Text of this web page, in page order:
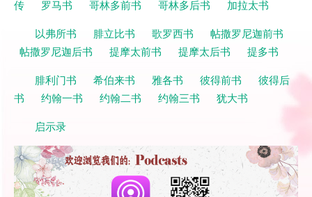
传
罗马书 哥林多前书 哥林多后书
加拉太书
以弗所书
腓立比书 歌罗西书
帖撒罗尼迦前书
帖撒罗尼迦后书
提摩太前书 提摩太后书
提多书
腓利门书
希伯来书 雅各书 彼得前书
彼得后
书
约翰一书 约翰二书 约翰三书
犹大书
启示录